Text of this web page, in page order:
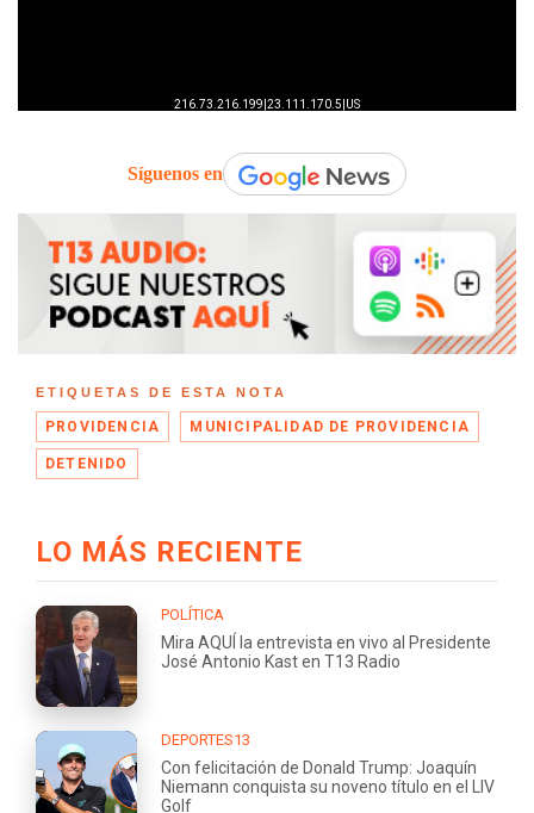
Síguenos en
ETIQUETAS DE ESTA NOTA
PROVIDENCIA MUNICIPALIDAD DE PROVIDENCIA
DETENIDO
LO MÁS RECIENTE
POLÍTICA
Mira AQUÍ la entrevista en vivo al Presidente
José Antonio Kast en T13 Radio
DEPORTES13
Con felicitación de Donald Trump: Joaquín
Niemann conquista su noveno título en el LIV
Golf